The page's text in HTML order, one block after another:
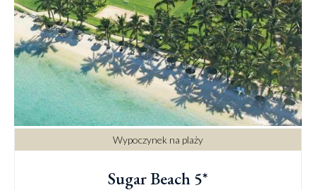
Wypoczynek na plaży
Sugar Beach 5*